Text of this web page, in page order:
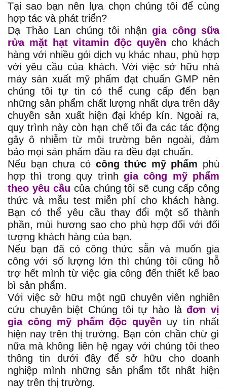
Tại sao bạn nên lựa chọn chúng tôi để cùng
hợp tác và phát triển?
Dạ Thảo Lan chúng tôi nhận gia công sữa
rửa mặt hạt vitamin độc quyền cho khách
hàng với nhiều gói dịch vụ khác nhau, phù hợp
với yêu cầu của khách. Với việc sở hữu nhà
máy sản xuất mỹ phẩm đạt chuẩn GMP nên
chúng tôi tự tin có thể cung cấp đến bạn
những sản phẩm chất lượng nhất dựa trên dây
chuyền sản xuất hiện đại khép kín. Ngoài ra,
quy trình này còn hạn chế tối đa các tác động
gây ô nhiễm từ môi trường bên ngoài, đảm
bảo mọi sản phẩm đầu ra đều đạt chuẩn.
Nếu bạn chưa có công thức mỹ phẩm phù
hợp thì trong quy trình gia công mỹ phẩm
theo yêu cầu của chúng tôi sẽ cung cấp công
thức và mẫu test miễn phí cho khách hàng.
Bạn có thể yêu cầu thay đổi một số thành
phần, mùi hương sao cho phù hợp đối với đối
tượng khách hàng của bạn.
Nếu bạn đã có công thức sẵn và muốn gia
công với số lượng lớn thì chúng tôi cũng hỗ
trợ hết mình từ việc gia công đến thiết kế bao
bì sản phẩm.
Với việc sở hữu một ngũ chuyên viên nghiên
cứu chuyên biệt Chúng tôi tự hào làđơn vị
gia công mỹ phẩm độc quyền uy tín nhất
hiện nay trên thị trường. Bạn còn chần chừ gì
nữa mà không liên hệ ngay với chúng tôi theo
thông tin dưới đây để sở hữu cho doanh
nghiệp mình những sản phẩm tốt nhất hiện
nay trên thị trường.